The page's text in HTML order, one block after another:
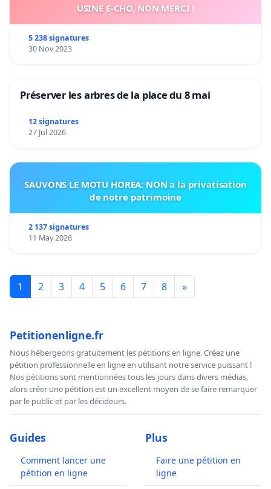
USINE E-CHO, NON MERCI !
5 238 signatures
30 Nov 2023
Préserver les arbres de la place du 8 mai
12 signatures
27 Jul 2026
SAUVONS LE MOTU HOREA: NON a la privatisation
de notre patrimoine
2 137 signatures
11 May 2026
1 2 3 4 5 6 7 8 »
Petitionenligne.fr
Nous hébergeons gratuitement les pétitions en ligne. Créez une
pétition professionnelle en ligne en utilisant notre service puissant !
Nos pétitions sont mentionnées tous les jours dans divers médias,
alors créer une pétition est un excellent moyen de se faire remarquer
par le public et par les décideurs.
Guides
Comment lancer une
pétition en ligne
Plus
Faire une pétition en
ligne